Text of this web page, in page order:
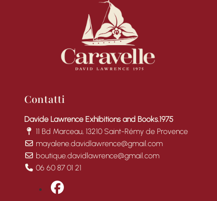
Contatti
Davide Lawrence Exhibitions and Books.1975
11 Bd Marceau, 13210 Saint-Rémy de Provence
mayalene.davidlawrence@gmail.com
boutique.davidlawrence@gmail.com
06 60 87 01 21